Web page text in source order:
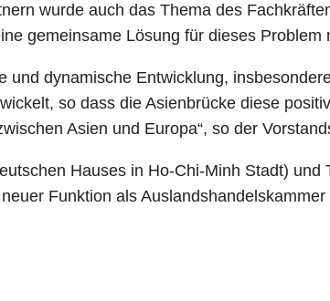
wurde auch das Thema des
gemeinsame Lösung für dieses
und dynamische Entwicklung,
so dass die Asienbrücke diese
Asien und Europa“, so der
Hauses in Ho-Chi-Minh Stadt)
Funktion als